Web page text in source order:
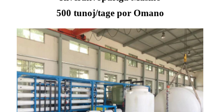
500 tunoj/tage por Omano